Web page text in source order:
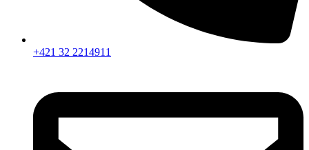
+421 32 2214911